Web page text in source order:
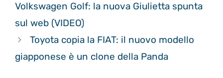
Volkswagen Golf: la nuova Giulietta spunta
sul web (VIDEO)
Toyota copia la FIAT: il nuovo modello
giapponese è un clone della Panda